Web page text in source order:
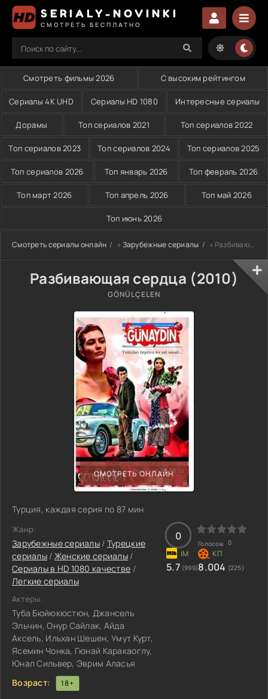
SERIALY-NOVINKI
СМОТРЕТЬ БЕСПЛАТНО
Смотреть фильмы 2026 С высоким рейтингом
Сериалы 4K UHD Сериалы HD 1080 Интересные сериалы
Дорамы Топ сериалов 2021 Топ сериалов 2022
Топ сериалов 2023 Топ сериалов 2024 Топ сериалов 2025
Топ сериалов 2026 Топ январь 2026 Топ февраль 2026
Топ март 2026 Топ апрель 2026 Топ май 2026
Топ июнь 2026
Смотреть сериалы онлайн » Зарубежные сериалы » Разбивающая сердца (2010)
Разбивающая сердца (2010)
GÖNÜLÇELEN
СМОТРЕТЬ ОНЛАЙН
Турция, каждая серия по 87 мин
Жанр:
Зарубежные сериалы / Турецкие
сериалы/ Женские сериалы /
Сериалы в HD 1080 качестве /
Легкие сериалы
Актеры:
Туба Бюйюкюстюн, Джансель
Эльчин, Онур Сайлак, Айда
Аксель, Ильхан Шешен, Умут Курт,
Ясемин Чонка, Гюнай Каракаоглу,
Юнал Сильвер, Эврим Аласья
Возраст:
18+
0
Голосов: 0
5.7 (999)8.004 (225)